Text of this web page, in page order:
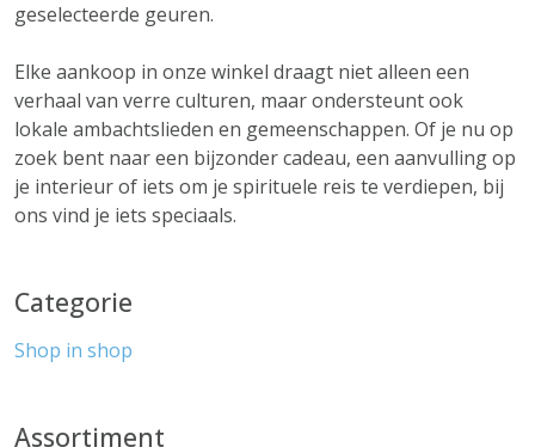
geselecteerde geuren.
Elke aankoop in onze winkel draagt niet alleen een
verhaal van verre culturen, maar ondersteunt ook
lokale ambachtslieden en gemeenschappen. Of je nu op
zoek bent naar een bijzonder cadeau, een aanvulling op
je interieur of iets om je spirituele reis te verdiepen, bij
ons vind je iets speciaals.
Categorie
Shop in shop
Assortiment